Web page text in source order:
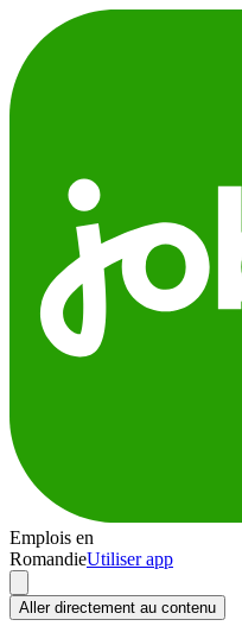
Emplois en
RomandieUtiliser app
Aller directement au contenu